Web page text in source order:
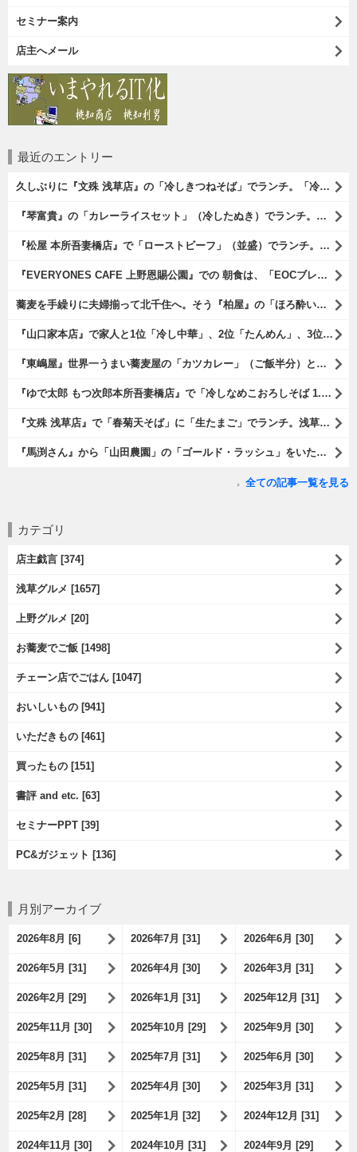
セミナー案内
店主へメール
最近のエントリー
久しぶりに『文殊 浅草店』の「冷しきつねそば」でランチ。「冷しきつめそば」のうまさは甘さである。 あたしは思い出していたのだ。この甘さのせいで「きつねそば」を敬遠していたのか、と。 でも、うまかったのだよ（笑）。（文殊 浅草店：浅草一丁目：浅草地下街）
『琴富貴』の「カレーライスセット」（冷したぬき）でランチ。所謂「蕎麦屋のカレー」と『琴富貴』の夏の定番「冷したぬき」である。勿論、これはダブルでうまいのだよ（笑）。（琴富貴：墨田区吾妻橋1）
『松屋 本所吾妻橋店』で「ローストビーフ」（並盛）でランチ。「ローストビーフ」は2つのソースが掛かっている。オリジナルソースとレフォールソースだ。 はたしていかなるものなのかと期待しながら待てば、それは確りとうまかったのだよ（笑）。（松屋 本所吾妻橋店：墨田区吾妻橋三）
『EVERYONES CAFE 上野恩賜公園』での 朝食は、「EOCブレックファーストプレート」とセットで「アイスカフェラテ」をもらい、それから家人が「東京たまごを使ったパンケーキ キャラメルナッツ（2枚）」を頼んでみた。どれもがハイカラにうまいのだよ（笑）。（EVERYONES CAFE 上野恩賜公園：上野公園）
蕎麦を手繰りに夫婦揃って北千住へ。そう『柏屋』の「ほろ酔いセット」で一杯やったのだよ。ここは二駅離れた場所だけど、あたしの『街的』のようにくつろげる処だ。勿論、うまかったのだよ（笑）。（きそば 柏屋：足立区千住）
『山口家本店』で家人と1位「冷し中華」、2位「たんめん」、3位「かき氷」の順番通りのオーダーでランチ。なんの変哲もないものがうまいのは、当たり前だのクラッカーなのだと云爾（笑）。（山口家本店：千束通り商店街：浅草五丁目）
『東嶋屋』世界一うまい蕎麦屋の「カツカレー」（ご飯半分）と「おしんこ盛り合わせ」と「ビ―ル」でランチ。もう、ほんとうまいのだから、みんな食べてみてね、と云爾（笑）。（東嶋屋：竜泉一丁目）
『ゆで太郎 もつ次郎本所吾妻橋店』で「冷しなめこおろしそば 1.5倍盛」を手繰れば、それは「なめこ」の粘りが強烈な調味料となって、既に、ただの蕎麦では無くなっている。 ヌルヌルの蕎麦はめちゃくちゃにうまいのである（笑）。（ゆで太郎 もつ次郎本所吾妻橋店：墨田区吾妻橋3丁目）
『文殊 浅草店』で「春菊天そば」に「生たまご」でランチ。浅草地下街における至高のランチだ。今日も、実にうまかったのだよ（笑）。（文殊 浅草店：浅草一丁目：浅草地下街）
『馬渕さん』から「山田農園」の「ゴールド・ラッシュ」をいただいたのだ。甘いはうまい、うまいは身体には悪い、というのはいつものお約束（笑）。 でもね、その当然を百も承知で分かっていながらも食べてしまうのは、これが最高な「北の大地の贈り物」だからなのだよ（笑）。（馬渕さんからの贈与：山田農園：北海道夕張郡長沼町）
全ての記事一覧を見る
カテゴリ
店主戯言 [374]
浅草グルメ [1657]
上野グルメ [20]
お蕎麦でご飯 [1498]
チェーン店でごはん [1047]
おいしいもの [941]
いただきもの [461]
買ったもの [151]
書評 and etc. [63]
セミナーPPT [39]
PC&ガジェット [136]
月別アーカイブ
2026年8月 [6] 2026年7月 [31] 2026年6月 [30]
2026年5月 [31] 2026年4月 [30] 2026年3月 [31]
2026年2月 [29] 2026年1月 [31] 2025年12月 [31]
2025年11月 [30] 2025年10月 [29] 2025年9月 [30]
2025年8月 [31] 2025年7月 [31] 2025年6月 [30]
2025年5月 [31] 2025年4月 [30] 2025年3月 [31]
2025年2月 [28] 2025年1月 [32] 2024年12月 [31]
2024年11月 [30] 2024年10月 [31] 2024年9月 [29]